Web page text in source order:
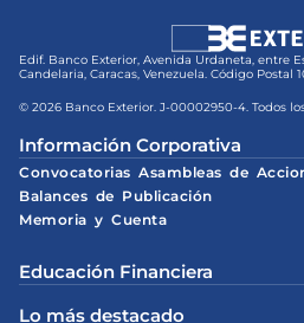
Edif. Banco Exterior, Avenida Urdaneta, entre
Candelaria, Caracas, Venezuela. Código Postal
© 2026 Banco Exterior. J-00002950-4. Todos
Información Corporativa
Convocatorias Asambleas de
Balances de Publicación
Memoria y Cuenta
Educación Financiera
Lo más destacado